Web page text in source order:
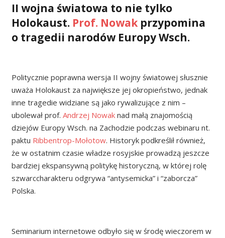
II wojna światowa to nie tylko
Holokaust. Prof. Nowakprzypomina
o tragedii narodów Europy Wsch.
Politycznie poprawna wersja II wojny światowej słusznie
uważa Holokaust za największe jej okropieństwo, jednak
inne tragedie widziane są jako rywalizujące z nim –
ubolewał prof. Andrzej Nowaknad małą znajomością
dziejów Europy Wsch. na Zachodzie podczas webinaru nt.
paktu Ribbentrop-Mołotow. Historyk podkreślił również,
że w ostatnim czasie władze rosyjskie prowadzą jeszcze
bardziej ekspansywną politykę historyczną, w której rolę
szwarccharakteru odgrywa “antysemicka” i “zaborcza”
Polska.
Seminarium internetowe odbyło się w środę wieczorem w